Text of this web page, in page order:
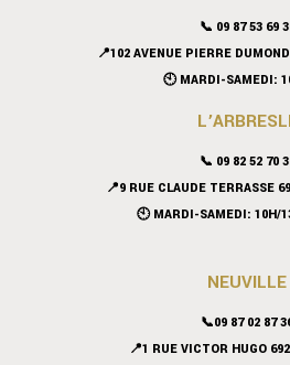
📞 09 87 53 69
📍102 AVENUE PIERRE
🕙 MARDI-SAMEDI:
📞 09 82 52 70
📍9 RUE CLAUDE TERRASSE
🕙 MARDI-SAMEDI: 10H/
NEUVILLE
📞09 87 02 87
📍1 RUE VICTOR HUGO